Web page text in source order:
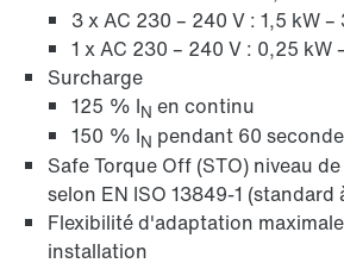
3 x AC 230 – 240 V : 1,5 kW –
1 x AC 230 – 240 V : 0,25 kW
Surcharge
125 % IN en continu
150 % IN pendant 60
Safe Torque Off (STO) niveau
selon EN ISO 13849-1
Flexibilité d'adaptation
installation